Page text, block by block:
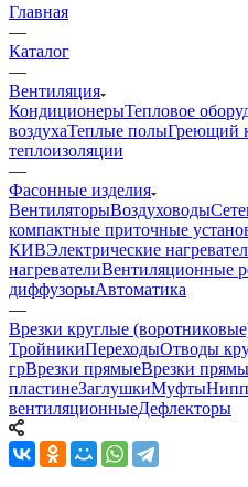
Главная
—
Каталог
—
Вентиляция
КондиционерыТепловое
воздухаТеплые полыГреющий
теплоизоляции
—
Фасонные изделия
ВентиляторыВоздуховоды
компактные приточные
КИВЭлектрические
нагревателиВентиляционные
диффузорыАвтоматика
—
Врезки круглые
ТройникиПереходыОтводы
грВрезки прямыеВрезки
пластинеЗаглушкиМуфты
вентиляционныеДефлекторы